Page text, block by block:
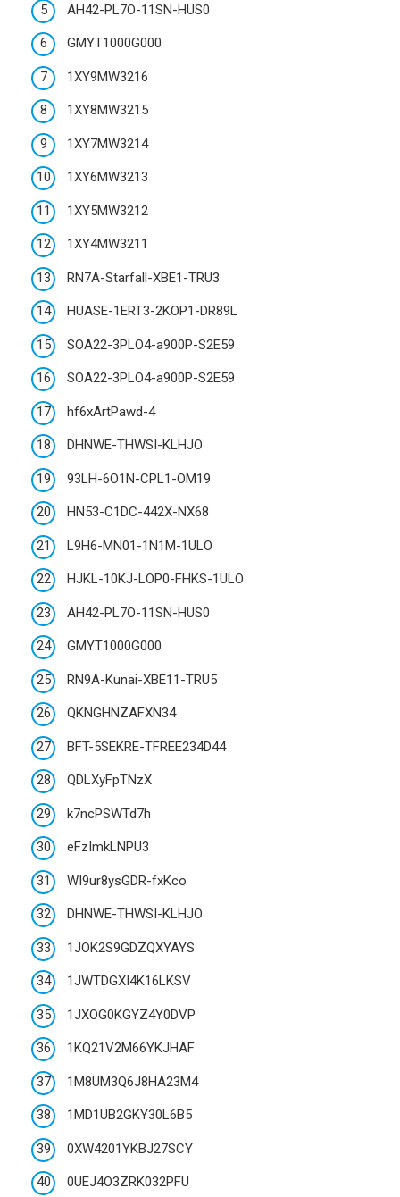
AH42-PL7O-11SN-HUS0
GMYT1000G000
1XY9MW3216
1XY8MW3215
1XY7MW3214
1XY6MW3213
1XY5MW3212
1XY4MW3211
RN7A-Starfall-XBE1-TRU3
HUASE-1ERT3-2KOP1-DR89L
SOA22-3PLO4-a900P-S2E59
SOA22-3PLO4-a900P-S2E59
hf6xArtPawd-4
DHNWE-THWSI-KLHJO
93LH-6O1N-CPL1-OM19
HN53-C1DC-442X-NX68
L9H6-MN01-1N1M-1ULO
HJKL-10KJ-LOP0-FHKS-1ULO
AH42-PL7O-11SN-HUS0
GMYT1000G000
RN9A-Kunai-XBE11-TRU5
QKNGHNZAFXN34
BFT-5SEKRE-TFREE234D44
QDLXyFpTNzX
k7ncPSWTd7h
eFzImkLNPU3
WI9ur8ysGDR-fxKco
DHNWE-THWSI-KLHJO
1JOK2S9GDZQXYAYS
1JWTDGXI4K16LKSV
1JXOG0KGYZ4Y0DVP
1KQ21V2M66YKJHAF
1M8UM3Q6J8HA23M4
1MD1UB2GKY30L6B5
0XW4201YKBJ27SCY
0UEJ4O3ZRK032PFU